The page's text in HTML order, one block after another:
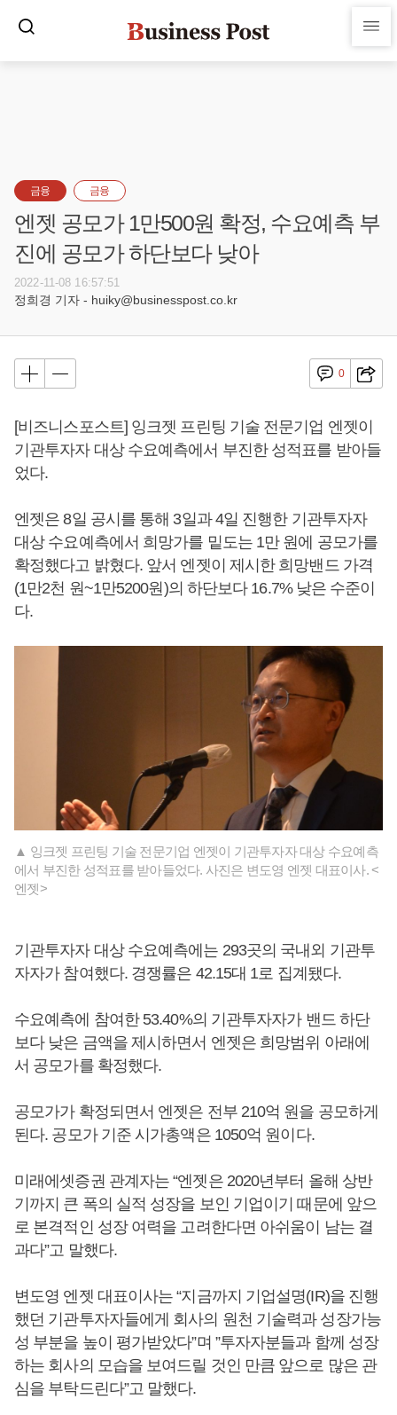
금융 금융
엔젯 공모가 1만500원 확정, 수요예측 부
진에 공모가 하단보다 낮아
2022-11-08 16:57:51
정희경 기자 - huiky@businesspost.co.kr
0
[비즈니스포스트] 잉크젯 프린팅 기술 전문기업 엔젯이
기관투자자 대상 수요예측에서 부진한 성적표를 받아들
었다.
엔젯은 8일 공시를 통해 3일과 4일 진행한 기관투자자
대상 수요예측에서 희망가를 밑도는 1만 원에 공모가를
확정했다고 밝혔다. 앞서 엔젯이 제시한 희망밴드 가격
(1만2천 원~1만5200원)의 하단보다 16.7% 낮은 수준이
다.
▲ 잉크젯 프린팅 기술 전문기업 엔젯이 기관투자자 대상 수요예측
에서 부진한 성적표를 받아들었다. 사진은 변도영 엔젯 대표이사. <
엔젯>
기관투자자 대상 수요예측에는 293곳의 국내외 기관투
자자가 참여했다. 경쟁률은 42.15대 1로 집계됐다.
수요예측에 참여한 53.40%의 기관투자자가 밴드 하단
보다 낮은 금액을 제시하면서 엔젯은 희망범위 아래에
서 공모가를 확정했다.
공모가가 확정되면서 엔젯은 전부 210억 원을 공모하게
된다. 공모가 기준 시가총액은 1050억 원이다.
미래에셋증권 관계자는 “엔젯은 2020년부터 올해 상반
기까지 큰 폭의 실적 성장을 보인 기업이기 때문에 앞으
로 본격적인 성장 여력을 고려한다면 아쉬움이 남는 결
과다”고 말했다.
변도영 엔젯 대표이사는 “지금까지 기업설명(IR)을 진행
했던 기관투자자들에게 회사의 원천 기술력과 성장가능
성 부분을 높이 평가받았다”며 ”투자자분들과 함께 성장
하는 회사의 모습을 보여드릴 것인 만큼 앞으로 많은 관
심을 부탁드린다”고 말했다.